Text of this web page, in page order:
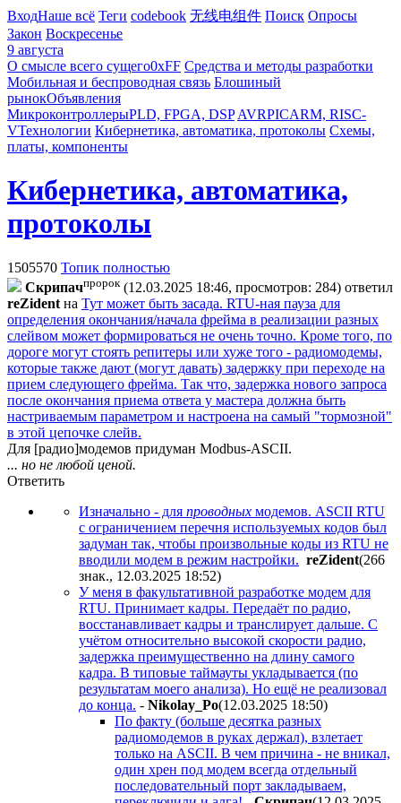
ВходНаше всё Теги codebook 无线电组件 Поиск Опросы
Закон Воскресенье
9 августа
О смысле всего сущего0xFF Средства и методы разработки
Мобильная и беспроводная связь Блошиный
рынокОбъявления
МикроконтроллерыPLD, FPGA, DSP AVRPICARM, RISC-
VТехнологии Кибернетика, автоматика, протоколы Схемы,
платы, компоненты
Кибернетика, автоматика,
протоколы
1505570 Топик полностью
Cкpипaчпророк (12.03.2025 18:46, просмотров: 284) ответил
reZident на Тут может быть засада. RTU-ная пауза для
определения окончания/начала фрейма в реализации разных
слейвом может формироваться не очень точно. Кроме того, по
дороге могут стоять репитеры или хуже того - радиомодемы,
которые также дают (могут давать) задержку при переходе на
прием следующего фрейма. Так что, задержка нового запроса
после окончания приема ответа у мастера должна быть
настриваемым параметром и настроена на самый "тормозной"
в этой цепочке слейв.
Для [радио]модемов придуман Modbus-ASCII.
... но не любой ценой.
Ответить
Изначально - для проводных модемов. ASCII RTU
с ограничением перечня используемых кодов был
задуман так, чтобы произвольные коды из RTU не
вводили модем в режим настройки. reZident(266
знак., 12.03.2025 18:52)
У меня в факультативной разработке модем для
RTU. Принимает кадры. Передаёт по радио,
восстанавливает кадры и транслирует дальше. С
учётом относительно высокой скорости радио,
задержка преимущественно на длину самого
кадра. В типовые таймауты укладывается (по
результатам моего анализа). Но ещё не реализовал
до конца. - Nikolay_Po(12.03.2025 18:50)
По факту (больше десятка разных
радиомодемов в руках держал), взлетает
только на ASCII. В чем причина - не вникал,
один хрен под модем всегда отдельный
последовательный порт закладываем,